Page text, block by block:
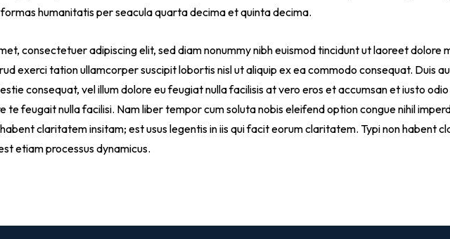
humanitatis per seacula quarta decima et quinta decima.
consectetuer adipiscing elit, sed diam nonummy nibh euismod tincidunt ut laoreet dolore
exerci tation ullamcorper suscipit lobortis nisl ut aliquip ex ea commodo consequat. Duis
consequat, vel illum dolore eu feugiat nulla facilisis at vero eros et accumsan et iusto
te feugait nulla facilisi. Nam liber tempor cum soluta nobis eleifend option congue nihil
claritatem insitam; est usus legentis in iis qui facit eorum claritatem. Typi non habent
etiam processus dynamicus.